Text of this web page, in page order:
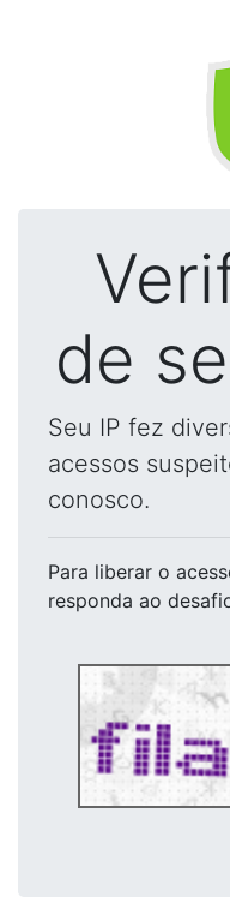
de
Seu IP fez
acessos
conosco.
Para liberar o
responda ao